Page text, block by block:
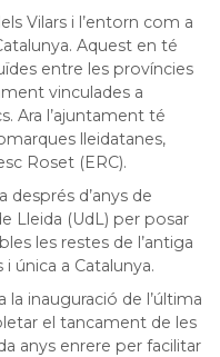
Vilars i l’entorn com a
Aquest en té
entre les províncies
vinculades a
Ara l’ajuntament té
lleidatanes,
Roset (ERC).
després d’anys de
Lleida (UdL) per posar
les restes de l’antiga
única a Catalunya.
la inauguració de l’última
el tancament de les
anys enrere per facilitar